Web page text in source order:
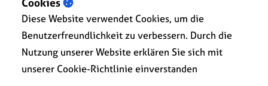
Bestellformular oder eine Rechnung erstellen.
Diese Website verwendet Cookies, um die
Benutzerfreundlichkeit zu verbessern. Durch die
Nutzung unserer Website erklären Sie sich mit
unserer Cookie-Richtlinie einverstanden